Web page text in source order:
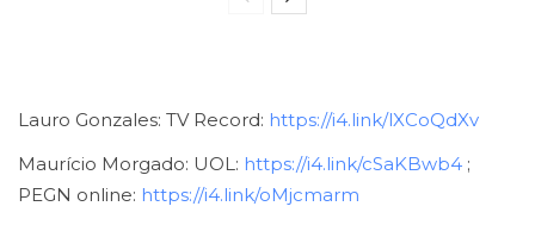
Lauro Gonzales: TV Record: https://i4.link/lXCoQdXv
Maurício Morgado: UOL: https://i4.link/cSaKBwb4 ;
PEGN online: https://i4.link/oMjcmarm